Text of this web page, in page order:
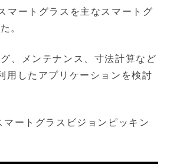
マートグラスを主なスマートグ
。
、メンテナンス、寸法計算など
用したアプリケーションを検討
マートグラスビジョンピッキン